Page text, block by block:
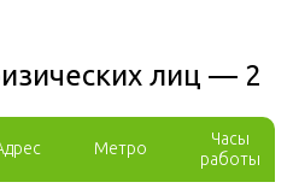
лиц — 2
Метро
Часы
работы